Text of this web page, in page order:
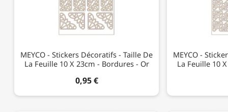
MEYCO - Stickers Décoratifs - Taille De
La Feuille 10 X 23cm - Bordures - Or
0,95 €
MEYCO -
La Feuille 10